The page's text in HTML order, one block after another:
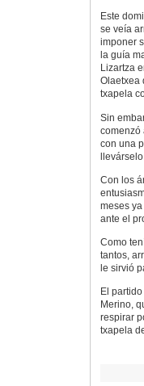
Este
se veía
imponer
la guía
Lizartza
Olaetxea
txapela
Sin
comenzó
con una
llevárselo
Con los
meses
ante el
Como
tantos,
le sirvió
El
Merino,
respirar
txapela